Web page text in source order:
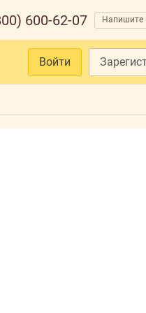
600-62-07 Напишите
Войти